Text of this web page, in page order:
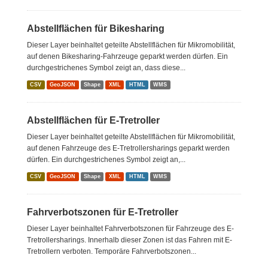
Abstellflächen für Bikesharing
Dieser Layer beinhaltet geteilte Abstellflächen für Mikromobilität,
auf denen Bikesharing-Fahrzeuge geparkt werden dürfen. Ein
durchgestrichenes Symbol zeigt an, dass diese...
CSV GeoJSON Shape XML HTML WMS
Abstellflächen für E-Tretroller
Dieser Layer beinhaltet geteilte Abstellflächen für Mikromobilität,
auf denen Fahrzeuge des E-Tretrollersharings geparkt werden
dürfen. Ein durchgestrichenes Symbol zeigt an,...
CSV GeoJSON Shape XML HTML WMS
Fahrverbotszonen für E-Tretroller
Dieser Layer beinhaltet Fahrverbotszonen für Fahrzeuge des E-
Tretrollersharings. Innerhalb dieser Zonen ist das Fahren mit E-
Tretrollern verboten. Temporäre Fahrverbotszonen...